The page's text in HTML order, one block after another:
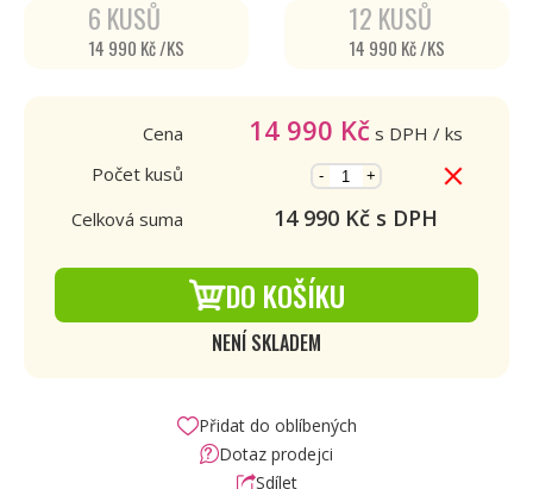
6 KUSŮ
14 990 Kč /KS
12 KUSŮ
14 990 Kč /KS
Cena 14 990 Kč s DPH / ks
Počet kusů
- +
Celková suma 14 990Kč s DPH
DO KOŠÍKU
NENÍ SKLADEM
Přidat do oblíbených
Dotaz prodejci
Sdílet